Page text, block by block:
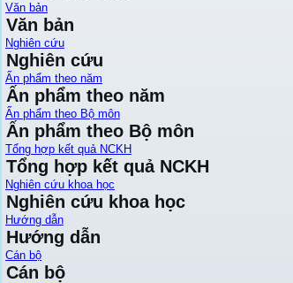
Văn bản
Văn bản
Nghiên cứu
Nghiên cứu
Ấn phẩm theo năm
Ấn phẩm theo năm
Ấn phẩm theo Bộ môn
Ấn phẩm theo Bộ môn
Tổng hợp kết quả NCKH
Tổng hợp kết quả NCKH
Nghiên cứu khoa học
Nghiên cứu khoa học
Hướng dẫn
Hướng dẫn
Cán bộ
Cán bộ